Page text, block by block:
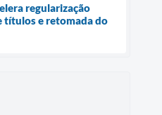
regularização
títulos e retomada do